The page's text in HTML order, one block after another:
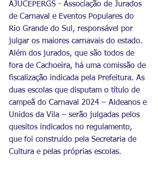
AJUCEPERGS - Associação de Jurados
de Carnaval e Eventos Populares do
Rio Grande do Sul, responsável por
julgar os maiores carnavais do estado.
Além dos jurados, que são todos de
fora de Cachoeira, há uma comissão de
fiscalização indicada pela Prefeitura. As
duas escolas que disputam o título de
campeã do Carnaval 2024 – Aldeanos e
Unidos da Vila – serão julgadas pelos
quesitos indicados no regulamento,
que foi construído pela Secretaria de
Cultura e pelas próprias escolas.